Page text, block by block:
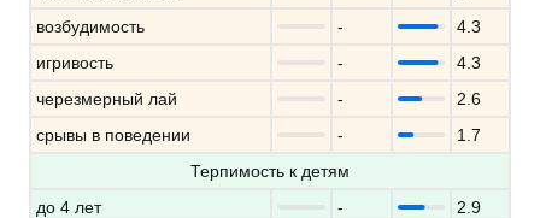
возбудимость
-
4.3
игривость
-
4.3
черезмерный лай
-
2.6
срывы в поведении
-
1.7
Терпимость к детям
до 4 лет
-
2.9